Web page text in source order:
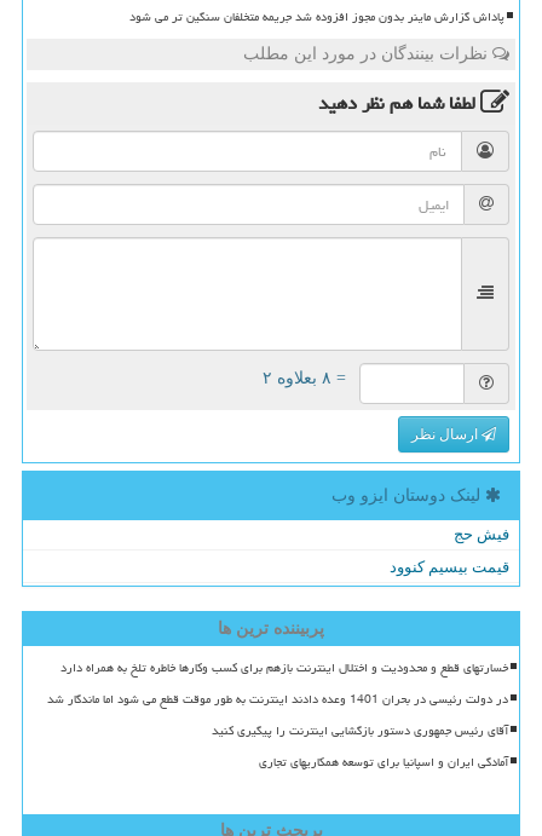
پاداش گزارش ماینر بدون مجوز افزوده شد جریمه متخلفان سنگین تر می شود
نظرات بینندگان در مورد این مطلب
لطفا شما همنظر دهید
= ۸ بعلاوه ۲
ارسال نظر
لینک دوستان ایزو وب
فیش حج
قیمت بیسیم کنوود
پربیننده ترین ها
خسارتهای قطع و محدودیت و اختلال اینترنت بازهم برای کسب وکارها خاطره تلخ به همراه دارد
در دولت رئیسی در بحران 1401 وعده دادند اینترنت به طور موقت قطع می شود اما ماندگار شد
آقای رئیس جمهوری دستور بازگشایی اینترنت را پیگیری کنید
آمادگی ایران و اسپانیا برای توسعه همکاریهای تجاری
پربحث ترین ها